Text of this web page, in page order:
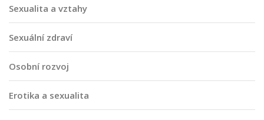
Sexualita a vztahy
Sexuální zdraví
Osobní rozvoj
Erotika a sexualita